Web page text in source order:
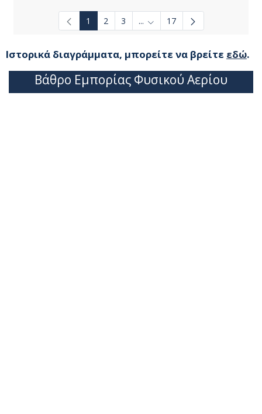
1 2 3 ... Ενδιάμεσες σελίδες Use
17
Ιστορικά διαγράμματα, μπορείτε να βρείτε εδώ.
Βάθρο Εμπορίας Φυσικού Αερίου